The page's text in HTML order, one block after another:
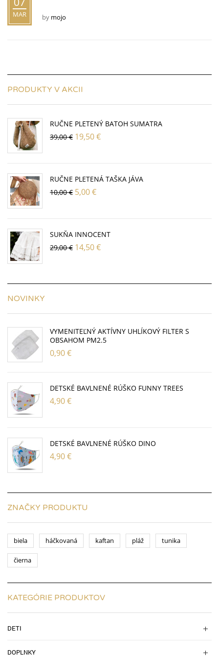
MAR by mojo
PRODUKTY V AKCII
RUČNE PLETENÝ BATOH SUMATRA
39,00€ 19,50€
RUČNE PLETENÁ TAŠKA JÁVA
10,00€ 5,00€
SUKŇA INNOCENT
29,00€ 14,50€
NOVINKY
VYMENITEĽNÝ AKTÍVNY UHLÍKOVÝ FILTER S
OBSAHOM PM2.5
0,90€
DETSKÉ BAVLNENÉ RÚŠKO FUNNY TREES
4,90€
DETSKÉ BAVLNENÉ RÚŠKO DINO
4,90€
ZNAČKY PRODUKTU
biela háčkovaná kaftan pláž tunika
čierna
KATEGÓRIE PRODUKTOV
DETI
DOPLNKY